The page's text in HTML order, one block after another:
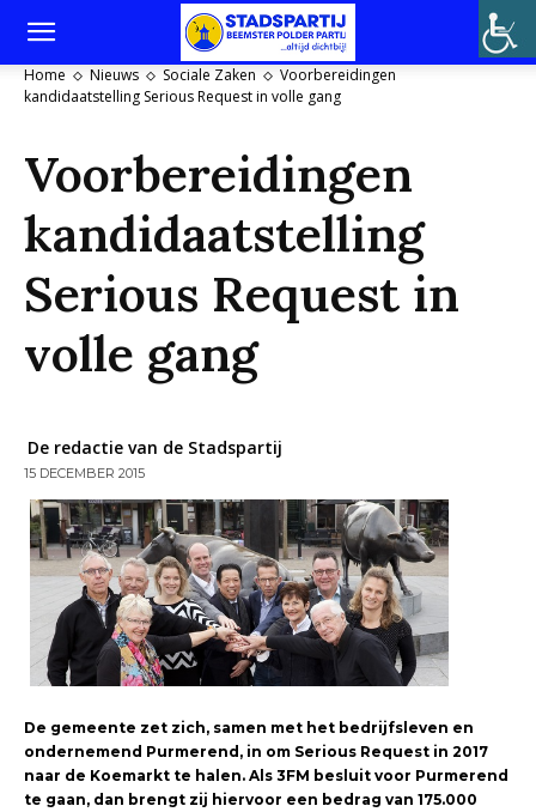
Home Nieuws Sociale Zaken
Voorbereidingen
kandidaatstelling Serious Request in volle gang
Voorbereidingen
kandidaatstelling
Serious Request in
volle gang
De redactie van de Stadspartij
15 DECEMBER 2015
De gemeente zet zich, samen met het bedrijfsleven en
ondernemend Purmerend, in om Serious Request in 2017
naar de Koemarkt te halen. Als 3FM besluit voor Purmerend
te gaan, dan brengt zij hiervoor een bedrag van 175.000